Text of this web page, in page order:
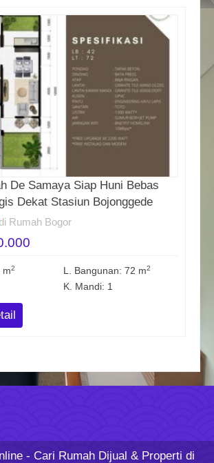
De Samaya Siap Huni Bebas
Dekat Stasiun Bojonggede
Rumah Bogor
m2 L. Bangunan: 72 m2
K. Mandi: 1
- Cari Rumah Dijual & Properti di